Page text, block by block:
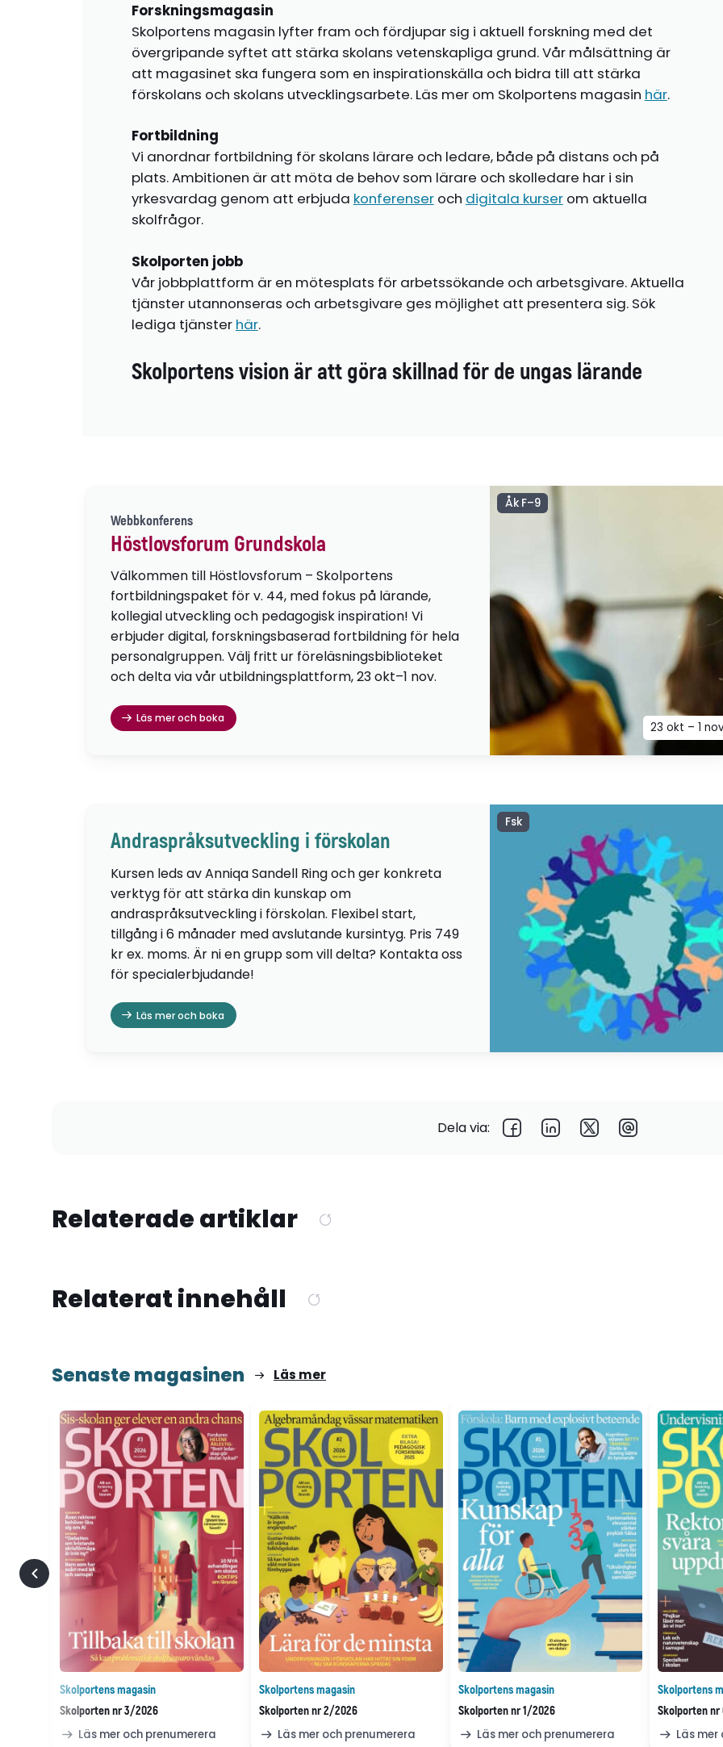
Forskningsmagasin
Skolportens magasin lyfter fram och fördjupar sig i aktuell forskning med det
övergripande syftet att stärka skolans vetenskapliga grund. Vår målsättning är
att magasinet ska fungera som en inspirationskälla och bidra till att stärka
förskolans och skolans utvecklingsarbete. Läs mer om Skolportens magasin här.
Fortbildning
Vi anordnar fortbildning för skolans lärare och ledare, både på distans och på
plats. Ambitionen är att möta de behov som lärare och skolledare har i sin
yrkesvardag genom att erbjuda konferenseroch digitala kurserom aktuella
skolfrågor.
Skolporten jobb
Vår jobbplattform är en mötesplats för arbetssökande och arbetsgivare. Aktuella
tjänster utannonseras och arbetsgivare ges möjlighet att presentera sig. Sök
lediga tjänster här.
Skolportens vision är att göra skillnad för de ungas lärande
Webbkonferens
Höstlovsforum Grundskola
Välkommen till Höstlovsforum – Skolportens
fortbildningspaket för v. 44, med fokus på lärande,
kollegial utveckling och pedagogisk inspiration! Vi
erbjuder digital, forskningsbaserad fortbildning för hela
personalgruppen. Välj fritt ur föreläsningsbiblioteket
och delta via vår utbildningsplattform, 23 okt–1 nov.
Läs mer och boka
Åk F–9
23 okt – 1
Andraspråksutveckling i förskolan
Kursen leds av Anniqa Sandell Ring och ger konkreta
verktyg för att stärka din kunskap om
andraspråksutveckling i förskolan. Flexibel start,
tillgång i 6 månader med avslutande kursintyg. Pris 749
kr ex. moms. Är ni en grupp som vill delta? Kontakta oss
för specialerbjudande!
Läs mer och boka
Fsk
Dela via:
Relaterade artiklar
Relaterat innehåll
Senaste magasinen Läs mer
Skolportens magasin
Skolporten nr 3/2026
Läs mer och prenumerera
Skolportens magasin
Skolporten nr 2/2026
Läs mer och prenumerera
Skolportens magasin
Skolporten nr 1/2026
Läs mer och prenumerera
Skolportens
Skolporten
Läs